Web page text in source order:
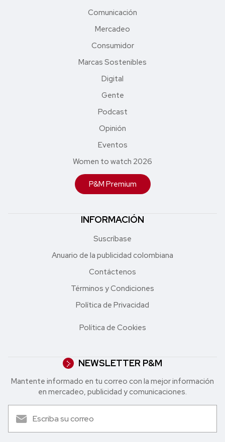
Comunicación
Mercadeo
Consumidor
Marcas Sostenibles
Digital
Gente
Podcast
Opinión
Eventos
Women to watch 2026
P&M Premium
INFORMACIÓN
Suscríbase
Anuario de la publicidad colombiana
Contáctenos
Términos y Condiciones
Política de Privacidad
Política de Cookies
NEWSLETTER P&M
Mantente informado en tu correo con la mejor in formación
en mercadeo, publicidad y comunicaciones.